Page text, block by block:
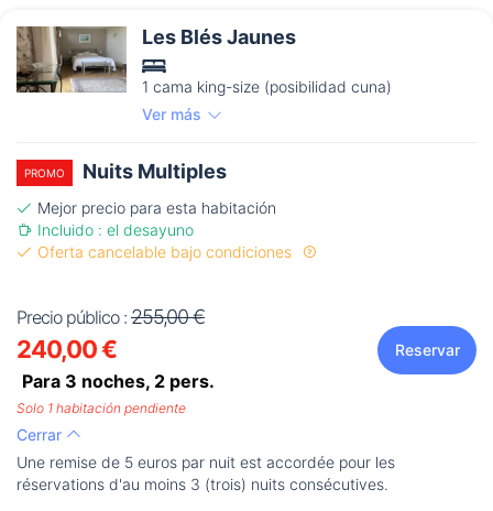
Les Blés Jaunes
1 cama king-size (posibilidad cuna)
Ver más
PROMO Nuits Multiples
Mejor precio para esta habitación
Incluido : el desayuno
Oferta cancelable bajo condiciones
Precio público : 255,00 €
240,00 €
Para 3 noches, 2 pers.
Reservar
Solo 1 habitación pendiente
Cerrar
Une remise de 5 euros par nuit est accordée pour les
réservations d'au moins 3 (trois) nuits consécutives.